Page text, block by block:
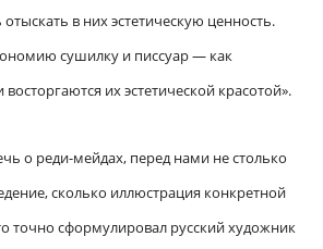
в них эстетическую ценность.
сушилку и писсуар — как
их эстетической красотой».
о реди-мейдах, перед нами не столько
сколько иллюстрация конкретной
точно сформулировал русский художник